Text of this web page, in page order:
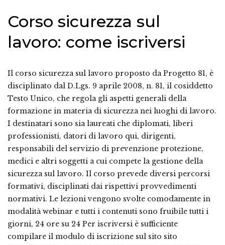
Corso sicurezza sul
lavoro: come iscriversi
Il corso sicurezza sul lavoro proposto da Progetto 81, è
disciplinato dal D.Lgs. 9 aprile 2008, n. 81, il cosiddetto
Testo Unico, che regola gli aspetti generali della
formazione in materia di sicurezza nei luoghi di lavoro.
I destinatari sono sia laureati che diplomati, liberi
professionisti, datori di lavoro qui, dirigenti,
responsabili del servizio di prevenzione protezione,
medici e altri soggetti a cui compete la gestione della
sicurezza sul lavoro. Il corso prevede diversi percorsi
formativi, disciplinati dai rispettivi provvedimenti
normativi. Le lezioni vengono svolte comodamente in
modalità webinar e tutti i contenuti sono fruibile tutti i
giorni, 24 ore su 24 Per iscriversi è sufficiente
compilare il modulo di iscrizione sul sito sito